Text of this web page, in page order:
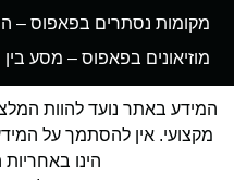
מקומות נסתרים בפאפוס –
מוזיאונים בפאפוס – מסע
המידע באתר נועד להוות
מקצועי. אין להסתמך על
הינו